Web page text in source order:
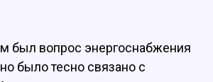
был вопрос энергоснабжения
было тесно связано с